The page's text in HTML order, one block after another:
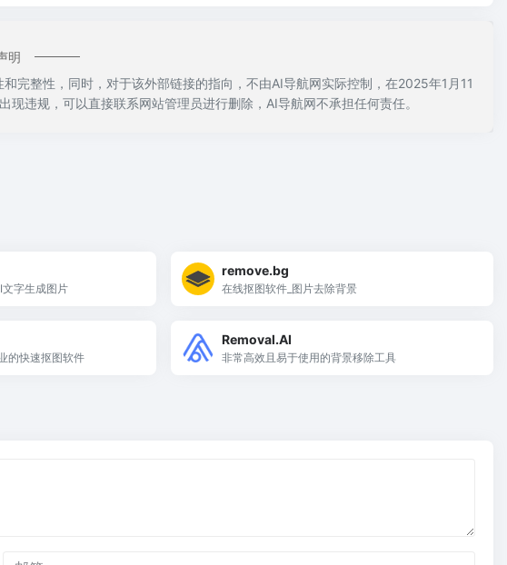
明
完整性，同时，对于该外部链接的指向，不由AI导航网实际控制，在2025年1月11
违规，可以直接联系网站管理员进行删除，AI导航网不承担任何责任。
字生成图片
remove.bg
在线抠图软件_图片去除背景
的快速抠图软件
Removal.AI
非常高效且易于使用的背景移除工具